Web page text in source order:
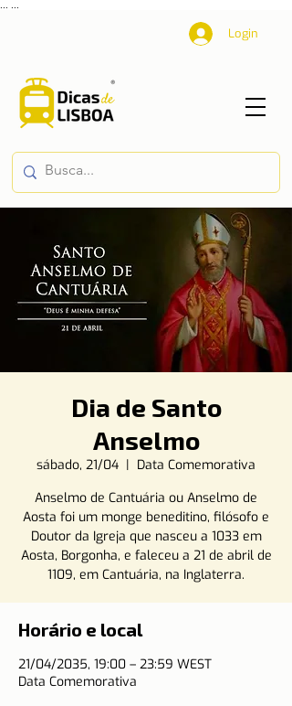
Login
Dia de Santo
Anselmo
sábado, 21/04
  |
Data Comemorativa
Anselmo de Cantuária ou Anselmo de
Aosta foi um monge beneditino, filósofo e
Doutor da Igreja que nasceu a 1033 em
Aosta, Borgonha, e faleceu a 21 de abril de
1109, em Cantuária, na Inglaterra.
Horário e local
21/04/2035, 19:00 – 23:59 WEST
Data Comemorativa